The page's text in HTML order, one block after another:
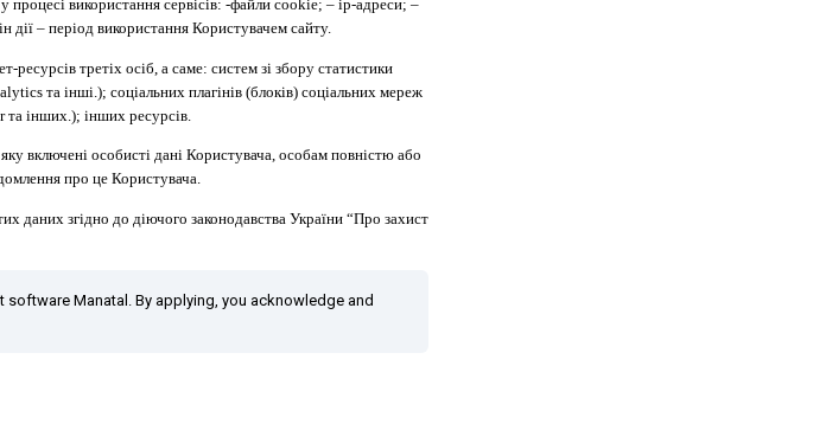
використання сервісів: -файли cookie; – ip-адреси; –
дії – період використання Користувачем сайту.
ресурсів третіх осіб, а саме: систем зі збору статистики
та інші.); соціальних плагінів (блоків) соціальних мереж
інших.); інших ресурсів.
включені особисті дані Користувача, особам повністю або
про це Користувача.
даних згідно до діючого законодавства України “Про захист
Manatal. By applying, you acknowledge and